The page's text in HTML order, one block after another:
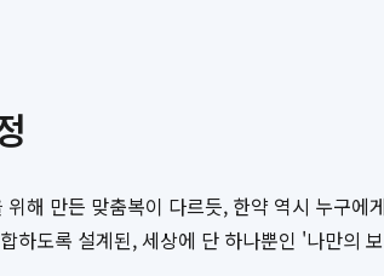
해 만든 맞춤복이 다르듯, 한약 역시 누구
하도록 설계된, 세상에 단 하나뿐인 '나만의